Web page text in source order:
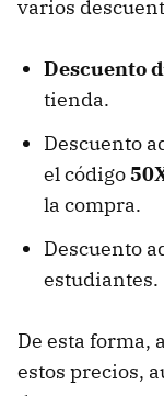
varios
Descuento
tienda.
Descuento
el código
la compra.
Descuento
estudiantes.
De esta forma,
estos precios,